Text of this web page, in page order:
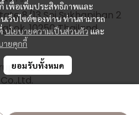
เพื่อเพิ่มประสิทธิภาพและ
เว็บไซต์ของท่าน ท่านสามารถ
นโยบายความเป็นส่วนตัวและ
ายคุกกี้
ยอมรับทั้งหมด
8/13 Soi Sukhapiban 2
10250 Thailand